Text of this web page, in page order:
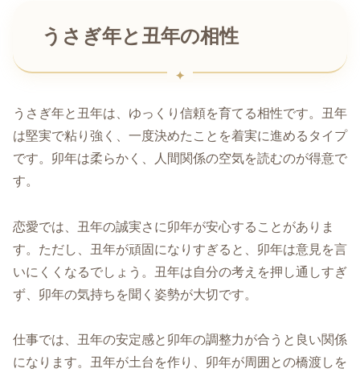
うさぎ年と丑年の相性
うさぎ年と丑年は、ゆっくり信頼を育てる相性です。丑年
は堅実で粘り強く、一度決めたことを着実に進めるタイプ
です。卯年は柔らかく、人間関係の空気を読むのが得意で
す。
恋愛では、丑年の誠実さに卯年が安心することがありま
す。ただし、丑年が頑固になりすぎると、卯年は意見を言
いにくくなるでしょう。丑年は自分の考えを押し通しすぎ
ず、卯年の気持ちを聞く姿勢が大切です。
仕事では、丑年の安定感と卯年の調整力が合うと良い関係
になります。丑年が土台を作り、卯年が周囲との橋渡しを